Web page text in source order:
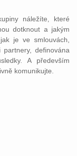
náležíte, které
dotknout a jakým
je ve smlouvách,
definována
A především
komunikujte.